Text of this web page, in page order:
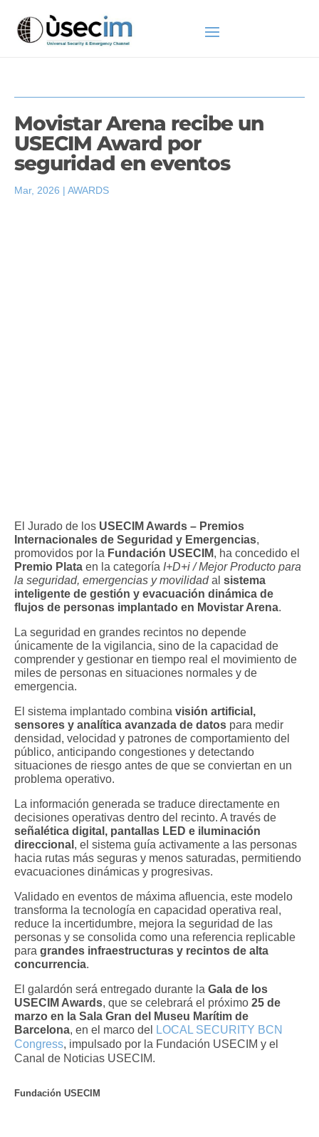
Movistar Arena recibe un
USECIM Award por
seguridad en eventos
Mar, 2026 | AWARDS
El Jurado de los USECIM Awards – Premios
Internacionales de Seguridad y Emergencias,
promovidos por la Fundación USECIM, ha concedido el
Premio Plataen la categoría I+D+i / Mejor Producto para
la seguridad, emergencias y movilidadal sistema
inteligente de gestión y evacuación dinámica de
flujos de personas implantado en Movistar Arena.
La seguridad en grandes recintos no depende
únicamente de la vigilancia, sino de la capacidad de
comprender y gestionar en tiempo real el movimiento de
miles de personas en situaciones normales y de
emergencia.
El sistema implantado combina visión artificial,
sensores y analítica avanzada de datospara medir
densidad, velocidad y patrones de comportamiento del
público, anticipando congestiones y detectando
situaciones de riesgo antes de que se conviertan en un
problema operativo.
La información generada se traduce directamente en
decisiones operativas dentro del recinto. A través de
señalética digital, pantallas LED e iluminación
direccional , el sistema guía activamente a las personas
hacia rutas más seguras y menos saturadas, permitiendo
evacuaciones dinámicas y progresivas.
Validado en eventos de máxima afluencia, este modelo
transforma la tecnología en capacidad operativa real,
reduce la incertidumbre, mejora la seguridad de las
personas y se consolida como una referencia replicable
para grandes infraestructuras y recintos de alta
concurrencia.
El galardón será entregado durante la Gala de los
USECIM Awards, que se celebrará el próximo 25 de
marzo en la Sala Gran del Museu Marítim de
Barcelona, en el marco del
LOCAL SECURITY BCN
Congress, impulsado por la Fundación USECIM y el
Canal de Noticias USECIM.
Fundación USECIM